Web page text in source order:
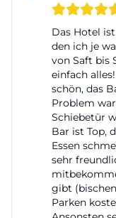
95 km. Preislich
an den
eine
Ausfahrt,
Obergrenze ist
Feiertagen
Konditionen in
und den
Parkplatzsuche
Das Hotel
den ich je
von Saft bis
einfach
schön, das
Problem
Schiebetür
Bar ist Top,
Essen
sehr
gibt
Parken